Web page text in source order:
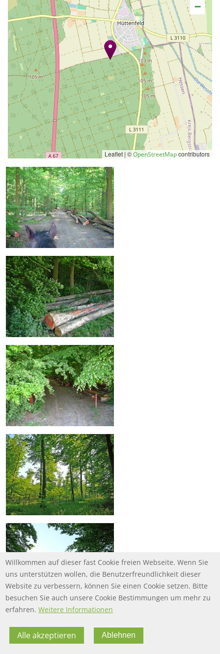
−
Leaflet | ©OpenStreetMapcontributors
FOOTER MENU
FAQ FOOTER-DATENSCHUTZ
Datenschutz
Willkommen auf dieser fast Cookie freien Webseite. Wenn Sie
uns unterstützen wollen, die Benutzerfreundlichkeit dieser
Website zu verbessern, können Sie einen Cookie setzen. Bitte
besuchen Sie auch unsere Cookie Bestimmungen um mehr zu
erfahren. Weitere Informationen
Alle akzeptieren Ablehnen